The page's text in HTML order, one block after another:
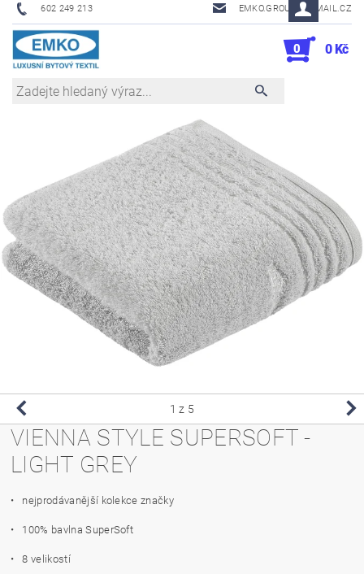
602 249 213 EMKO.GROUSL@EMAIL.CZ
0 0 Kč
1 z 5
VIENNA STYLE SUPERSOFT -
LIGHT GREY
• nejprodávanější kolekce značky
• 100% bavlna SuperSoft
• 8 velikostí